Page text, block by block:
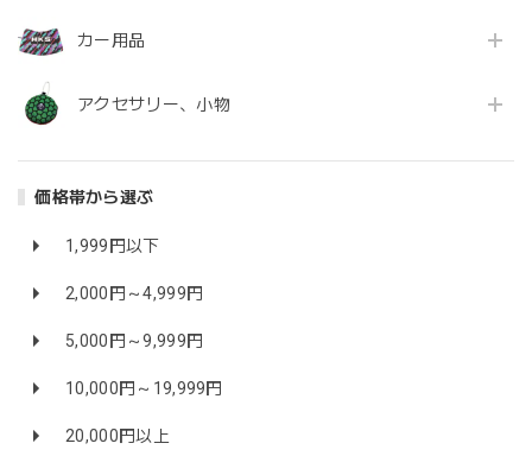
カー用品
アクセサリー、小物
価格帯から選ぶ
1,999円以下
2,000円～4,999円
5,000円～9,999円
10,000円～19,999円
20,000円以上